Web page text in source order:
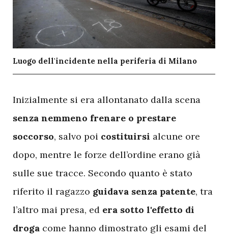
Luogo dell'incidente nella periferia di Milano
Inizialmente si era allontanato dalla scena
senza nemmeno frenare o prestare
soccorso, salvo poi costituirsi alcune ore
dopo, mentre le forze dell’ordine erano già
sulle sue tracce. Secondo quanto è stato
riferito il ragazzo guidava senza patente, tra
l’altro mai presa, ed era sotto l'effetto di
droga come hanno dimostrato gli esami del